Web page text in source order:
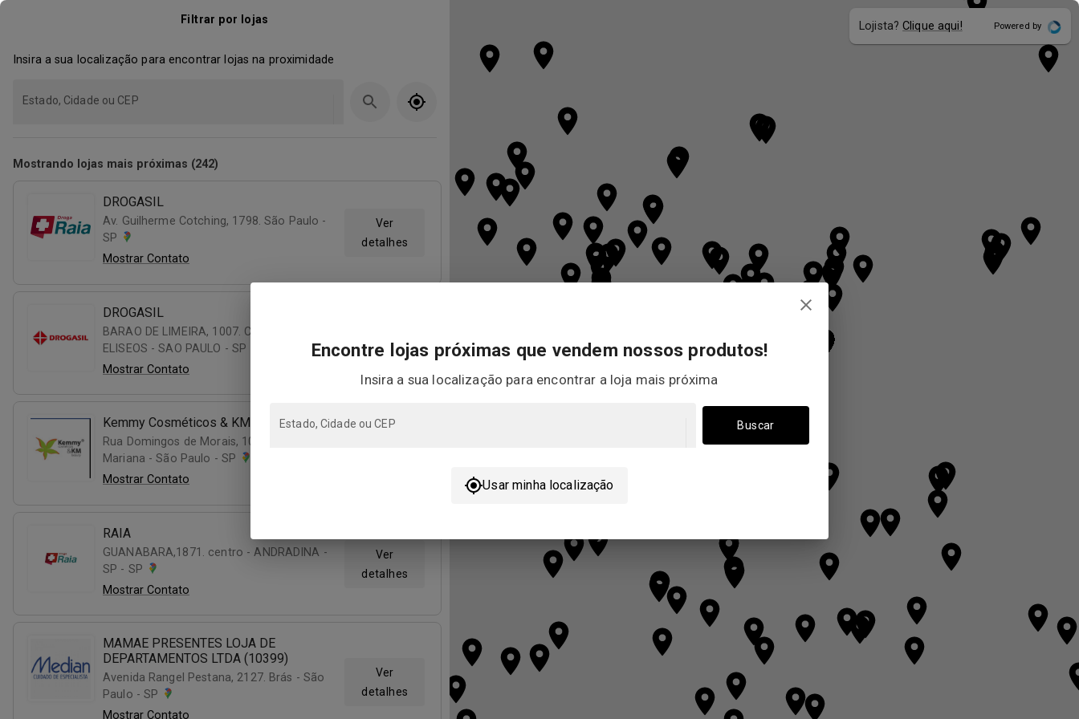
Filtrar por lojas
Insira a sua localização para encontrar lojas na proximidade
Estado, Cidade ou CEP
Mostrando lojas mais próximas (242)
DROGASIL
Ver
detalhes
Av. Guilherme Cotching, 1798. São Paulo -
SP
Mostrar Contato
DROGASIL
detalhes
BARAO DE LIMEIRA, 1007. CAMPOS
ELISEOS - SAO PAULO - SP
Mostrar Contato
Kemmy Cosméticos & KM Beauty
Rua Domingos de Morais, 1061. Vila
Mariana - São Paulo - SP
Mostrar Contato
RAIA
Ver
detalhes
GUANABARA,1871. centro - ANDRADINA -
SP - SP
Mostrar Contato
MAMAE PRESENTES LOJA DE
DEPARTAMENTOS LTDA (10399)
Ver
detalhes
Avenida Rangel Pestana, 2127. Brás - São
Paulo - SP
Mostrar Contato
Lojista? Clique aqui! Powered by
Encontre lojas próximas que vendem nossos produtos!
Insira a sua localização para encontrar a loja mais próxima
Estado, Cidade ou CEP Buscar
Usar minha localização